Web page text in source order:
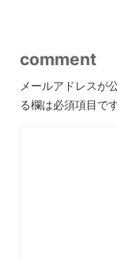
comment
メールアドレスが
る欄は必須項目で